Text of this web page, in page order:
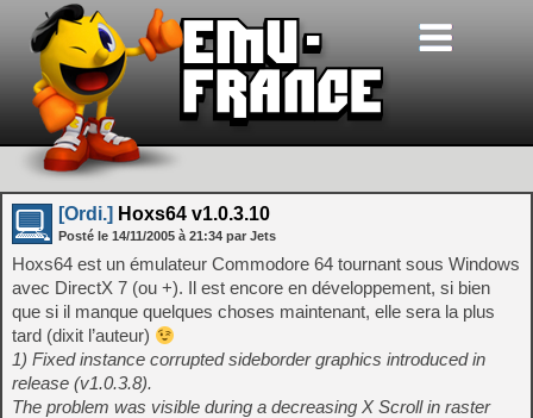
[Ordi.] Hoxs64 v1.0.3.10
Posté le 14/11/2005 à 21:34 par Jets
Hoxs64 est un émulateur Commodore 64 tournant sous Windows
avec DirectX 7 (ou +). Il est encore en développement, si bien
que si il manque quelques choses maintenant, elle sera la plus
tard (dixit l’auteur)
1) Fixed instance corrupted sideborder graphics introduced in
release (v1.0.3.8).
The problem was visible during a decreasing X Scroll in raster